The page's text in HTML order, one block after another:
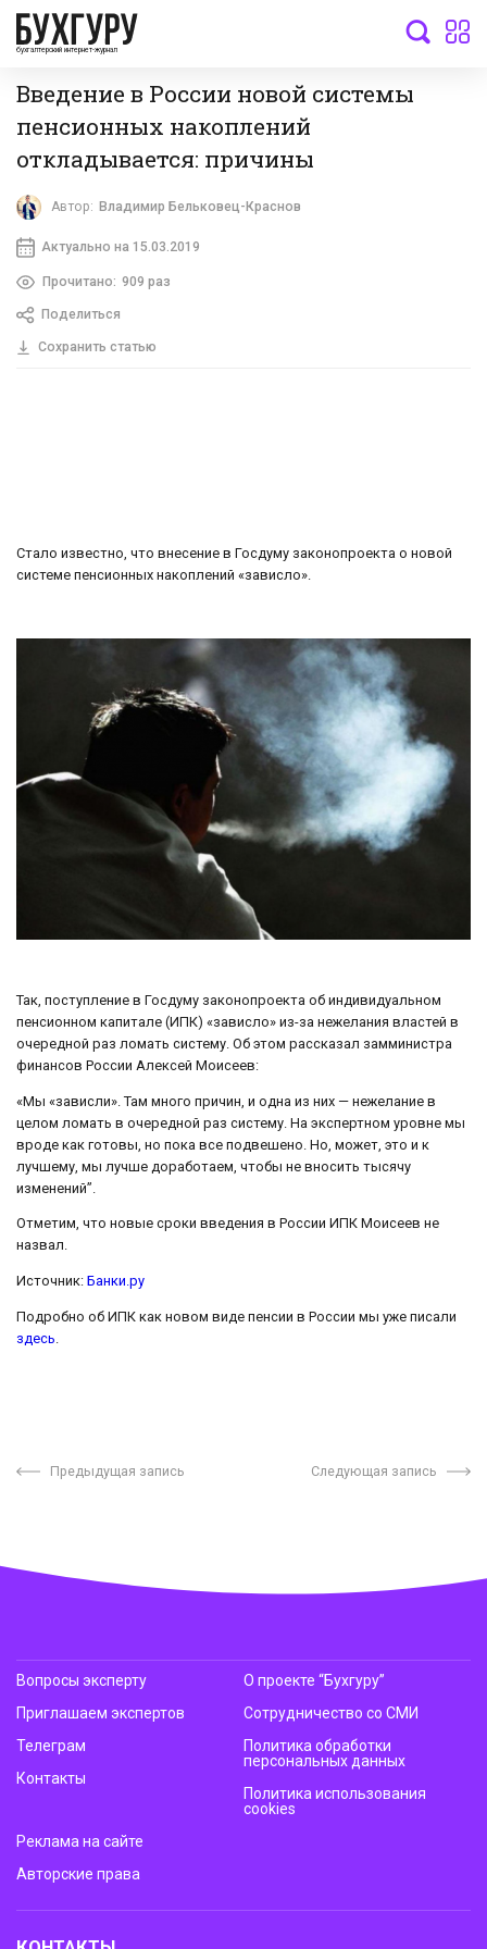
бухгалтерский интернет-журнал
Введение в России новой системы
пенсионных накоплений
откладывается: причины
Автор: Владимир Бельковец-Краснов
Актуально на 15.03.2019
Прочитано: 909 раз
Поделиться
Сохранить статью
Стало известно, что внесение в Госдуму законопроекта о новой
системе пенсионных накоплений «зависло».
Так, поступление в Госдуму законопроекта об индивидуальном
пенсионном капитале (ИПК) «зависло» из-за нежелания властей в
очередной раз ломать систему. Об этом рассказал замминистра
финансов России Алексей Моисеев:
«Мы «зависли». Там много причин, и одна из них — нежелание в
целом ломать в очередной раз систему. На экспертном уровне мы
вроде как готовы, но пока все подвешено. Но, может, это и к
лучшему, мы лучше доработаем, чтобы не вносить тысячу
изменений”.
Отметим, что новые сроки введения в России ИПК Моисеев не
назвал.
Источник: Банки.ру
Подробно об ИПК как новом виде пенсии в России мы уже писали
здесь.
Предыдущая запись Следующая запись
Вопросы эксперту
Приглашаем экспертов
Телеграм
Контакты
О проекте “Бухгуру”
Сотрудничество со СМИ
Политика обработки
персональных данных
Политика использования
cookies
Реклама на сайте
Авторские права